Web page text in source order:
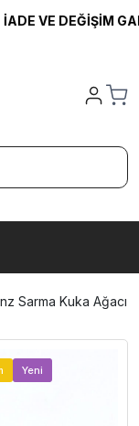
VE DEĞİŞİM
Sarma Kuka Ağacı
Yeni